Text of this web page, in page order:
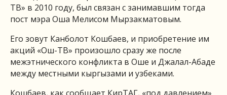
ТВ» в 2010 году, был связан с занимавшим тогда
пост мэра Оша Мелисом Мырзакматовым.
Его зовут Канболот Кошбаев, и приобретение им
акций «Ош-ТВ» произошло сразу же после
межэтнического конфликта в Оше и Джалал-Абаде
между местными кыргызами и узбеками.